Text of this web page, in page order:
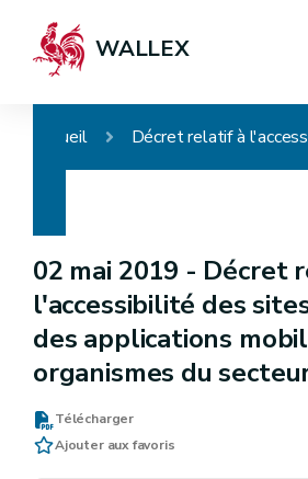
WALLEX
Accueil
02 mai 2019 - Décret
l'accessibilité des
des applications
organismes du
Télécharger
Ajouter aux favoris